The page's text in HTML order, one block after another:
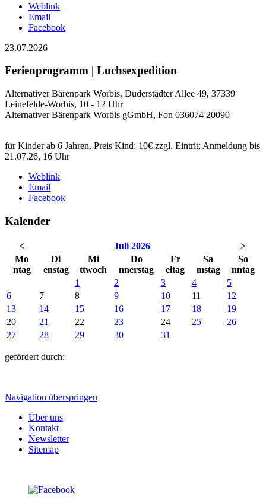
Weblink
Email
Facebook
23.07.2026
Ferienprogramm | Luchsexpedition
Alternativer Bärenpark Worbis, Duderstädter Allee 49, 37339
Leinefelde-Worbis, 10 - 12 Uhr
Alternativer Bärenpark Worbis gGmbH, Fon 036074 20090
für Kinder ab 6 Jahren, Preis Kind: 10€ zzgl. Eintrit; Anmeldung bis
21.07.26, 16 Uhr
Weblink
Email
Facebook
Kalender
< Juli 2026
>
Mo
ntag
Di
enstag
Mi
ttwoch
Do
nnerstag
Fr
eitag
Sa
mstag
So
nntag
1
2 3 4
5
6
7 8 9 10 11
12
13
14 15 16 17 18
19
20
21 22 23 24 25
26
27
28 29 30 31
gefördert durch:
Navigation überspringen
Über uns
Kontakt
Newsletter
Sitemap